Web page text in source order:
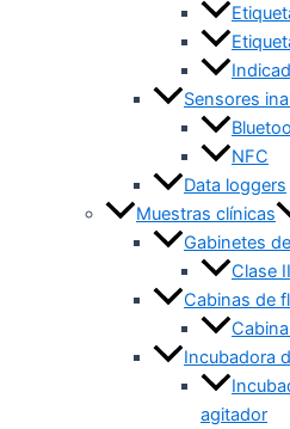
Sensores
NFC
Data loggers
Muestras clínicas
Gabinetes
Clase
Cabinas de
Incubadora
agitador